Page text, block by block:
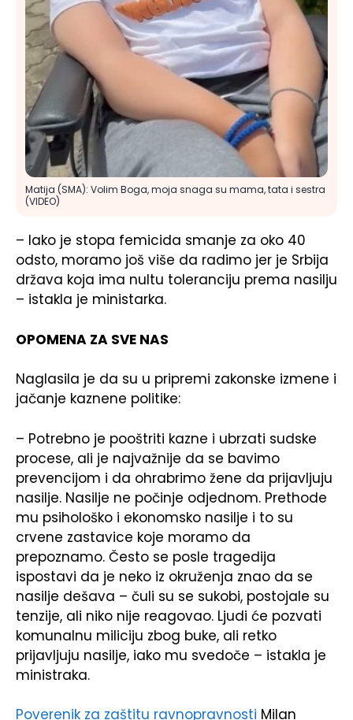
Matija (SMA): Volim Boga, moja snaga su mama, tata i sestra
(VIDEO)
– Iako je stopa femicida smanje za oko 40
odsto, moramo još više da radimo jer je Srbija
država koja ima nultu toleranciju prema nasilju
– istakla je ministarka.
OPOMENA ZA SVE NAS
Naglasila je da su u pripremi zakonske izmene i
jačanje kaznene politike:
– Potrebno je pooštriti kazne i ubrzati sudske
procese, ali je najvažnije da se bavimo
prevencijom i da ohrabrimo žene da prijavljuju
nasilje. Nasilje ne počinje odjednom. Prethode
mu psihološko i ekonomsko nasilje i to su
crvene zastavice koje moramo da
prepoznamo. Često se posle tragedija
ispostavi da je neko iz okruženja znao da se
nasilje dešava – čuli su se sukobi, postojale su
tenzije, ali niko nije reagovao. Ljudi će pozvati
komunalnu miliciju zbog buke, ali retko
prijavljuju nasilje, iako mu svedoče – istakla je
ministraka.
Poverenik za zaštitu ravnopravnosti Milan